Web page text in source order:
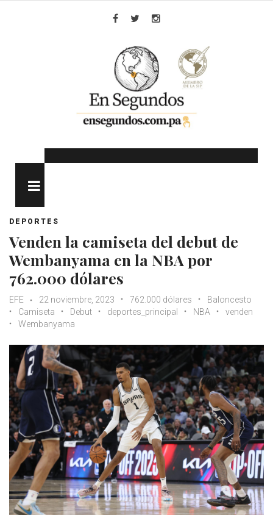
DEPORTES
Venden la camiseta del debut de
Wembanyama en la NBA por
762.000 dólares
EFE 22 noviembre, 2023 762.000 dólares
Baloncesto
Camiseta
Debut deportes_principal NBA
venden
Wembanyama